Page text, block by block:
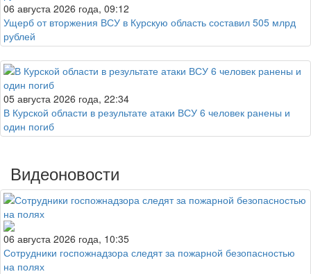
06 августа 2026 года, 09:12
Ущерб от вторжения ВСУ в Курскую область составил 505 млрд
рублей
05 августа 2026 года, 22:34
В Курской области в результате атаки ВСУ 6 человек ранены и
один погиб
Видеоновости
06 августа 2026 года, 10:35
Сотрудники госпожнадзора следят за пожарной безопасностью
на полях